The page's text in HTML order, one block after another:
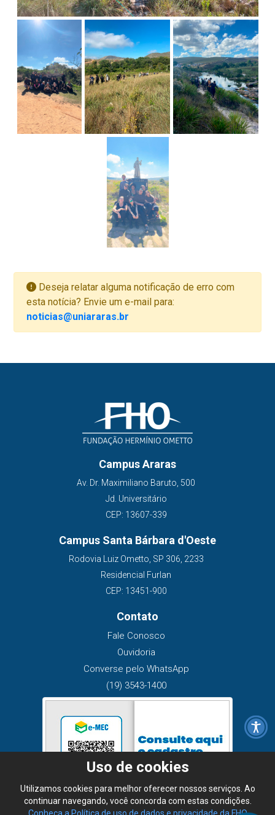
Deseja relatar alguma notificação de erro com
esta notícia? Envie um e-mail para:
noticias@uniararas.br
Campus Araras
Av. Dr. Maximiliano Baruto, 500
Jd. Universitário
CEP: 13607-339
Campus Santa Bárbara d'Oeste
Rodovia Luiz Ometto, SP 306, 2233
Residencial Furlan
CEP: 13451-900
Contato
Fale Conosco
Ouvidoria
Converse pelo WhatsApp
(19) 3543-1400
Uso de cookies
Utilizamos cookies para melhor oferecer nossos serviços. Ao
continuar navegando, você concorda com estas condições.